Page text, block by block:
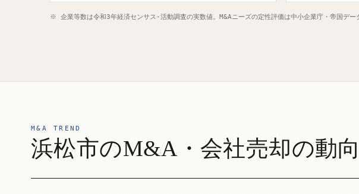
※ 企業等数は令和3年経済センサス‐活動調査の実数値。M&Aニーズの定性評価は中小企業庁・帝国デー
M&A TREND
浜松市のM&A・会社売却の動